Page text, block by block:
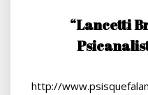
“Lancetti
http://